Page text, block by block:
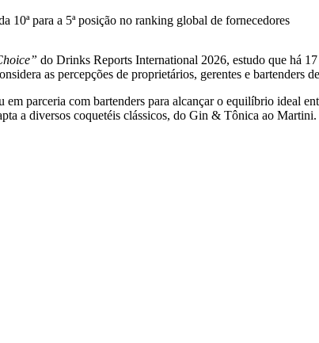
para a 5ª posição no ranking global de fornecedores
do Drinks Reports International 2026, estudo que há
as percepções de proprietários, gerentes e bartenders
parceria com bartenders para alcançar o equilíbrio ideal
a diversos coquetéis clássicos, do Gin & Tônica ao